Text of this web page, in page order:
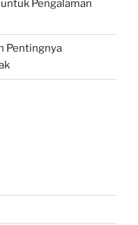
Pengalaman
Pentingnya